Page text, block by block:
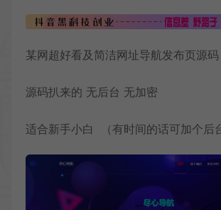
某网超好看及简洁网址导航发布页源码
源码扒来的 无后台 无加密
适合新手小白 （有时间的话可加个后